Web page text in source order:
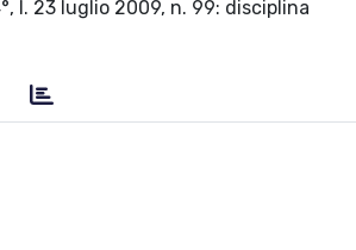
l. 23 luglio 2009, n. 99: disciplina